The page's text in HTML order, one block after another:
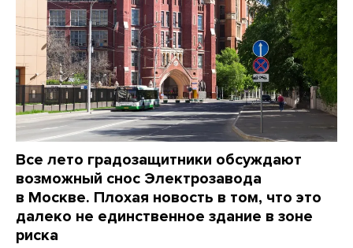
Все лето градозащитники обсуждают
возможный снос Электрозавода
в Москве. Плохая новость в том, что это
далеко не единственное здание в зоне
риска